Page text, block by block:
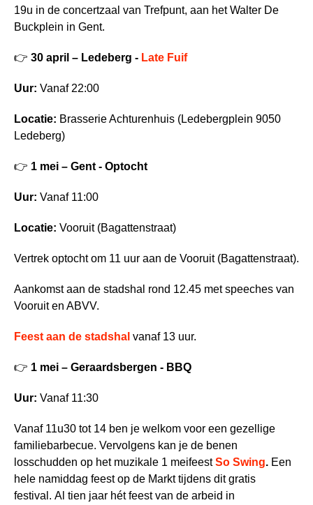
19u in de concertzaal van Trefpunt, aan het Walter De
Buckplein in Gent.
👉 30 april – Ledeberg - Late Fuif
Uur: Vanaf 22:00
Locatie: Brasserie Achturenhuis (Ledebergplein 9050
Ledeberg)
👉 1 mei – Gent - Optocht
Uur: Vanaf 11:00
Locatie: Vooruit (Bagattenstraat)
Vertrek optocht om 11 uur aan de Vooruit (Bagattenstraat).
Aankomst aan de stadshal rond 12.45 met speeches van
Vooruit en ABVV.
Feest aan de stadshal vanaf 13 uur.
👉 1 mei – Geraardsbergen - BBQ
Uur: Vanaf 11:30
Vanaf 11u30 tot 14 ben je welkom voor een gezellige
familiebarbecue. Vervolgens kan je de benen
losschudden op het muzikale 1 meifeestSo Swing. Een
hele namiddag feest op de Markt tijdens dit gratis
festival. Al tien jaar hét feest van de arbeid in